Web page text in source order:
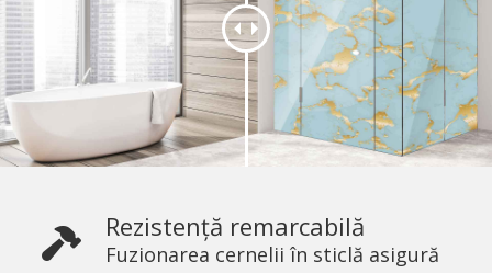
Rezistență remarcabilă
Fuzionarea cernelii în sticlă asigură